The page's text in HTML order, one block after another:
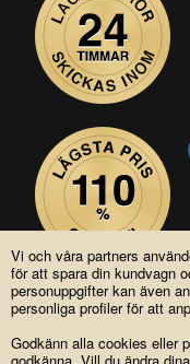
Vi och våra partners
för att spara din kundvagn
personuppgifter kan även
personliga profiler för att
Godkänn alla cookies eller